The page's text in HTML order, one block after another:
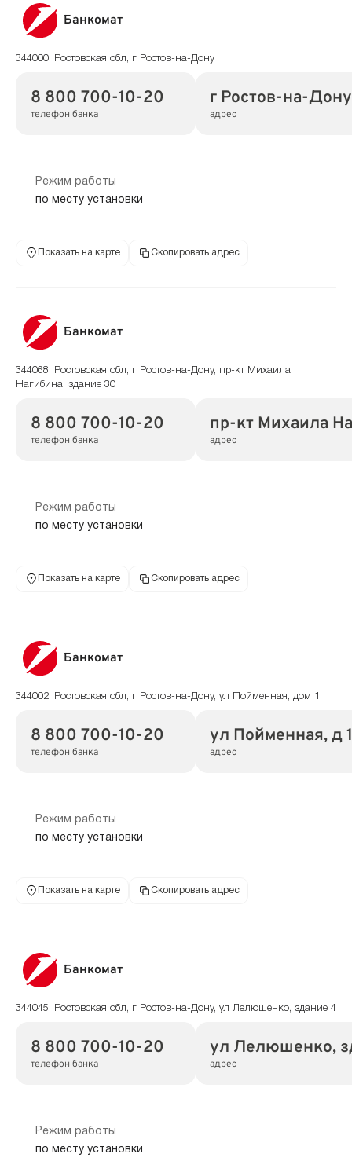
Банкомат
344000, Ростовская обл, г Ростов-на-Дону
8 800 700-10-20
телефон банка
г Ростов-на-Дону
адрес
Режим работы
по месту установки
Показать на карте Скопировать адрес
Банкомат
344068, Ростовская обл, г Ростов-на-Дону, пр-кт Михаила
Нагибина, здание 30
8 800 700-10-20
телефон банка
пр-кт Михаила
адрес
Режим работы
по месту установки
Показать на карте Скопировать адрес
Банкомат
344002, Ростовская обл, г Ростов-на-Дону, ул Пойменная, дом 1
8 800 700-10-20
телефон банка
ул Пойменная, д
адрес
Режим работы
по месту установки
Показать на карте Скопировать адрес
Банкомат
344045, Ростовская обл, г Ростов-на-Дону, ул Лелюшенко, здание 4
8 800 700-10-20
телефон банка
ул Лелюшенко,
адрес
Режим работы
по месту установки